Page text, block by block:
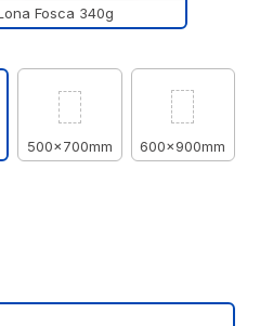
Fosca 340g
500x700mm 600x900mm